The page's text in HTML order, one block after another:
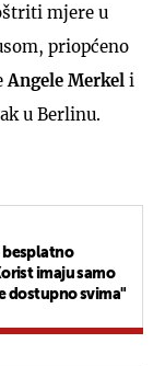
mjere u
priopćeno
Angele Merkel i
u Berlinu.
besplatno
imaju samo
dostupno svima"